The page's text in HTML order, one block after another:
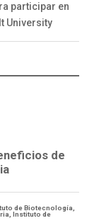
participar en
University